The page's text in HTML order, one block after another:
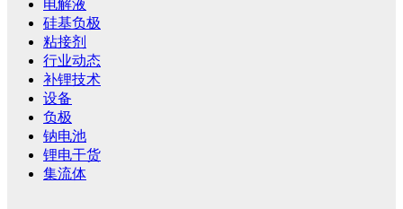
电解液
硅基负极
粘接剂
行业动态
补锂技术
设备
负极
钠电池
锂电干货
集流体